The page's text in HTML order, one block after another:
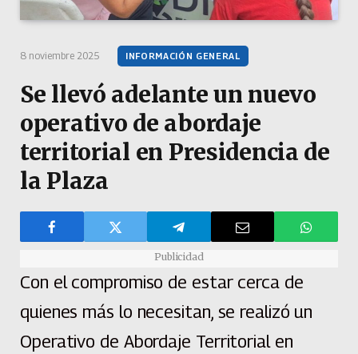
8 noviembre 2025 INFORMACIÓN GENERAL
Se llevó adelante un nuevo
operativo de abordaje
territorial en Presidencia de
la Plaza
Publicidad
Con el compromiso de estar cerca de
quienes más lo necesitan, se realizó un
Operativo de Abordaje Territorial en